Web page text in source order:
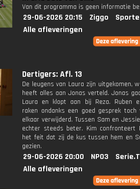
Van dit programma is geen informatie
29-06-2026 20:15 Ziggo
Alle afleveringen
Dertigers: Afl. 13
De leugens van Laura zijn uitgekomen,
heeft alles aan Jonas verteld. Jonas
Laura en klopt aan bij Reza. Ruben
raken ondanks een goed gesprek toch
elkaar verwijderd. Tussen Sam en
echter steeds beter. Kim confronteert
het feit dat zij de kus tussen hem en
gezien.
29-06-2026 20:00 NPO3
Alle afleveringen